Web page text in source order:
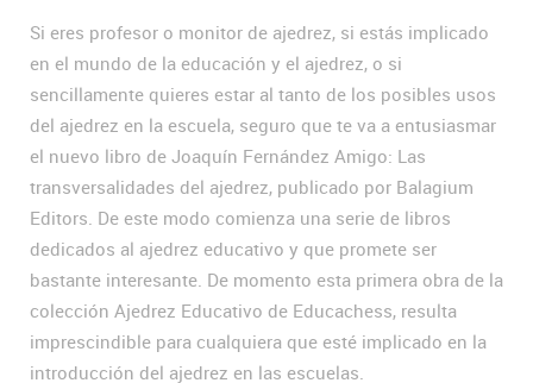
Si eres profesor o monitor de ajedrez, si estás implicado
en el mundo de la educación y el ajedrez, o si
sencillamente quieres estar al tanto de los posibles usos
del ajedrez en la escuela, seguro que te va a entusiasmar
el nuevo libro de Joaquín Fernández Amigo: Las
transversalidades del ajedrez, publicado por Balagium
Editors. De este modo comienza una serie de libros
dedicados al ajedrez educativo y que promete ser
bastante interesante. De momento esta primera obra de la
colección Ajedrez Educativo de Educachess, resulta
imprescindible para cualquiera que esté implicado en la
introducción del ajedrez en las escuelas.